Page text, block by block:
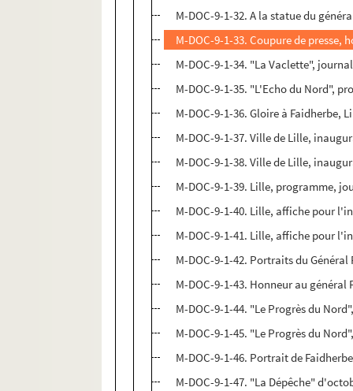
M-DOC-9-1-32. A la statue du
M-DOC-9-1-33. Coupure de
M-DOC-9-1-34. "La Vaclette",
M-DOC-9-1-35. "L'Echo du Nord",
M-DOC-9-1-36. Gloire à
M-DOC-9-1-37. Ville de Lille,
M-DOC-9-1-38. Ville de Lille,
M-DOC-9-1-39. Lille, programme,
M-DOC-9-1-40. Lille, affiche pour
M-DOC-9-1-41. Lille, affiche pour
M-DOC-9-1-42. Portraits du Général
M-DOC-9-1-43. Honneur au
M-DOC-9-1-44. "Le Progrès du
M-DOC-9-1-45. "Le Progrès du
M-DOC-9-1-46. Portrait de Faidherbe
M-DOC-9-1-47. "La Dépêche"